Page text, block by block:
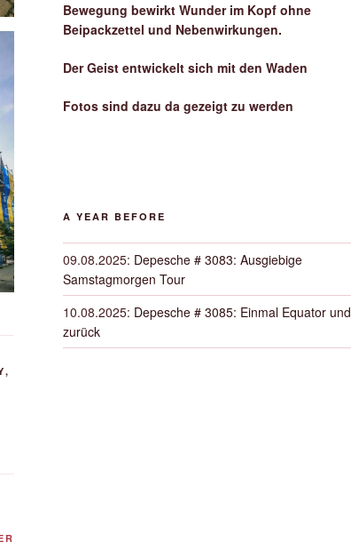
,
Bewegung bewirkt Wunder im Kopf ohne
Beipackzettel und Nebenwirkungen.
Der Geist entwickelt sich mit den Waden
Fotos sind dazu da gezeigt zu werden
A YEAR BEFORE
09.08.2025: Depesche # 3083: Ausgiebige
Samstagmorgen Tour
10.08.2025: Depesche # 3085: Einmal Equator und
zurück